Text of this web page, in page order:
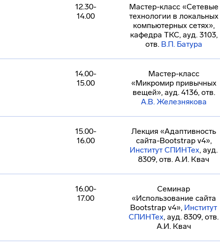
12.30-
14.00
Мастер-класс «Сетевые
технологии в локальных
компьютерных сетях»,
кафедра ТКС, ауд. 3103,
отв. В.П. Батура
14.00-
15.00
Мастер-класс
«Микромир привычных
вещей», ауд. 4136, отв.
А.В. Железнякова
15.00-
16.00
Лекция «Адаптивность
сайта-Bootstrap v4»,
Институт СПИНТех, ауд.
8309, отв. А.И. Квач
16.00-
17.00
Семинар
«Использование сайта
Bootstrap v4», Институт
СПИНТех, ауд. 8309, отв.
А.И. Квач